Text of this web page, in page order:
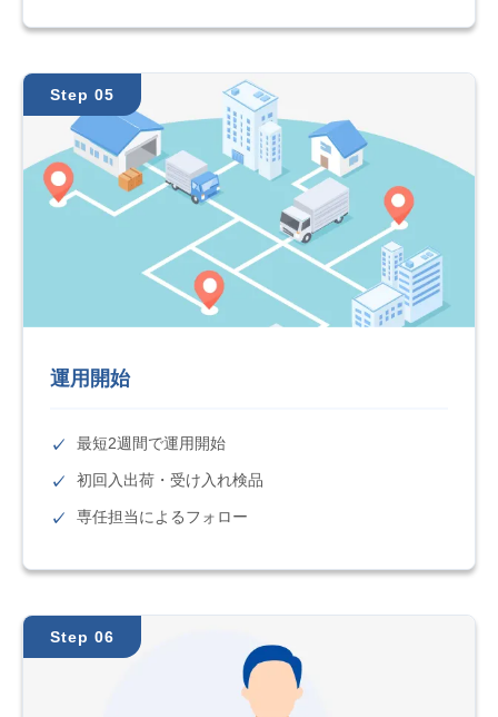
Step 05
運用開始
最短2週間で運用開始
初回入出荷・受け入れ検品
専任担当によるフォロー
Step 06